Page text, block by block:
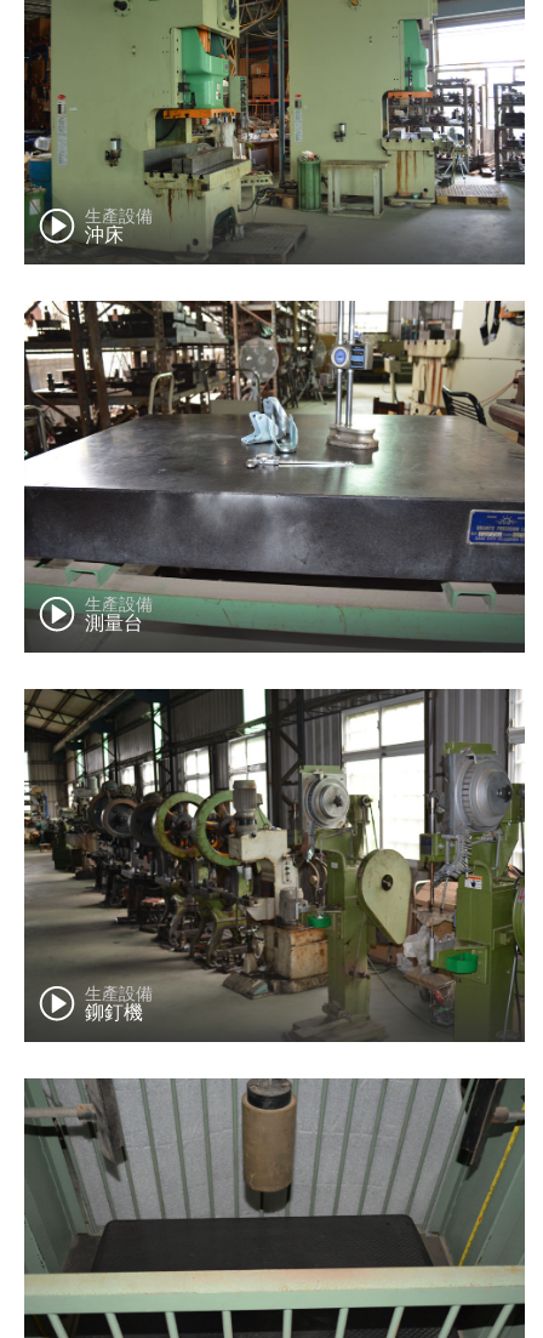
生產設備
沖床
生產設備
測量台
生產設備
鉚釘機